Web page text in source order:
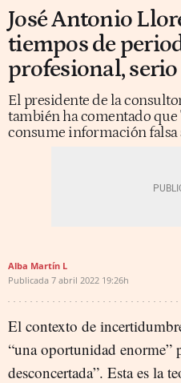
José Antonio
tiempos de
profesional,
El presidente de la
también ha comentado que
consume información falsa
Alba Martín L
Publicada 7 abril 2022 19:26h
El contexto de
“una oportunidad enorme”
desconcertada”. Esta es la